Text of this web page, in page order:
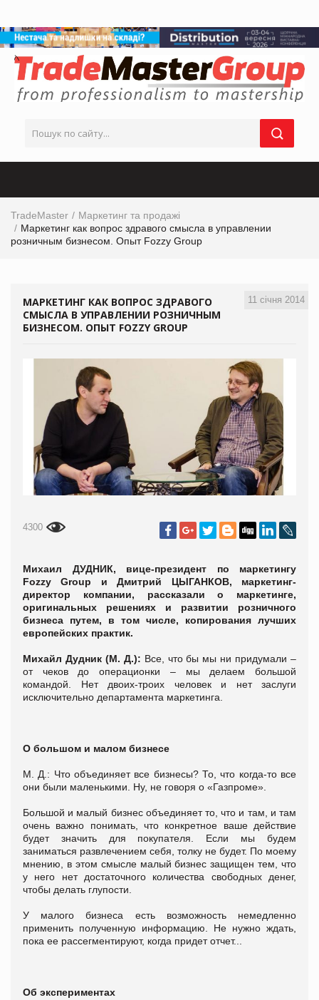
TradeMaster
Маркетинг та продажі
Маркетинг как вопрос здравого смысла в управлении
розничным бизнесом. Опыт Fozzy Group
11 січня 2014
МАРКЕТИНГ КАК ВОПРОС ЗДРАВОГО
СМЫСЛА В УПРАВЛЕНИИ РОЗНИЧНЫМ
БИЗНЕСОМ. ОПЫТ FOZZY GROUP
4300
Михаил ДУДНИК, вице-президент по маркетингу
Fozzy Group и Дмитрий ЦЫГАНКОВ, маркетинг-
директор компании, рассказали о маркетинге,
оригинальных решениях и развитии розничного
бизнеса путем, в том числе, копирования лучших
европейских практик.
Михайл Дудник (М. Д.): Все, что бы мы ни придумали –
от чеков до операционки – мы делаем большой
командой. Нет двоих-троих человек и нет заслуги
исключительно департамента маркетинга.
О большом и малом бизнесе
М. Д.: Что объединяет все бизнесы? То, что когда-то все
они были маленькими. Ну, не говоря о «Газпроме».
Большой и малый бизнес объединяет то, что и там, и там
очень важно понимать, что конкретное ваше действие
будет значить для покупателя. Если мы будем
заниматься развлечением себя, толку не будет. По моему
мнению, в этом смысле малый бизнес защищен тем, что
у него нет достаточного количества свободных денег,
чтобы делать глупости.
У малого бизнеса есть возможность немедленно
применить полученную информацию. Не нужно ждать,
пока ее рассегментируют, когда придет отчет...
Об экспериментах